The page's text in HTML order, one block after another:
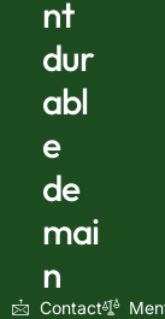
nt
dur
abl
e
de
mai
n
Contact